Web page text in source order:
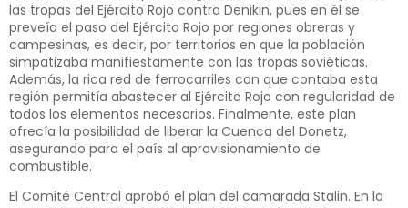
las tropas del Ejército Rojo contra Denikin, pues en él se
preveía el paso del Ejército Rojo por regiones obreras y
campesinas, es decir, por territorios en que la población
simpatizaba manifiestamente con las tropas soviéticas.
Además, la rica red de ferrocarriles con que contaba esta
región permitía abastecer al Ejército Rojo con regularidad de
todos los elementos necesarios. Finalmente, este plan
ofrecía la posibilidad de liberar la Cuenca del Donetz,
asegurando para el país al aprovisionamiento de
combustible.
El Comité Central aprobó el plan del camarada Stalin. En la